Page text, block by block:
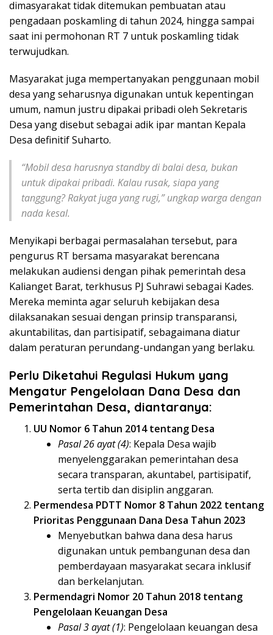
dimasyarakat tidak ditemukan pembuatan atau
pengadaan poskamling di tahun 2024, hingga sampai
saat ini permohonan RT 7 untuk poskamling tidak
terwujudkan.
Masyarakat juga mempertanyakan penggunaan mobil
desa yang seharusnya digunakan untuk kepentingan
umum, namun justru dipakai pribadi oleh Sekretaris
Desa yang disebut sebagai adik ipar mantan Kepala
Desa definitif Suharto.
“Mobil desa harusnya standby di balai desa, bukan
untuk dipakai pribadi. Kalau rusak, siapa yang
tanggung? Rakyat juga yang rugi,” ungkap warga dengan
nada kesal.
Menyikapi berbagai permasalahan tersebut, para
pengurus RT bersama masyarakat berencana
melakukan audiensi dengan pihak pemerintah desa
Kalianget Barat, terkhusus PJ Suhrawi sebagai Kades.
Mereka meminta agar seluruh kebijakan desa
dilaksanakan sesuai dengan prinsip transparansi,
akuntabilitas, dan partisipatif, sebagaimana diatur
dalam peraturan perundang-undangan yang berlaku.
Perlu Diketahui Regulasi Hukum yang
Mengatur Pengelolaan Dana Desa dan
Pemerintahan Desa, diantaranya:
UU Nomor 6 Tahun 2014 tentang Desa
Pasal 26 ayat (4): Kepala Desa wajib
menyelenggarakan pemerintahan desa
secara transparan, akuntabel, partisipatif,
serta tertib dan disiplin anggaran.
Permendesa PDTT Nomor 8 Tahun 2022 tentang
Prioritas Penggunaan Dana Desa Tahun 2023
Menyebutkan bahwa dana desa harus
digunakan untuk pembangunan desa dan
pemberdayaan masyarakat secara inklusif
dan berkelanjutan.
Permendagri Nomor 20 Tahun 2018 tentang
Pengelolaan Keuangan Desa
Pasal 3 ayat (1): Pengelolaan keuangan desa